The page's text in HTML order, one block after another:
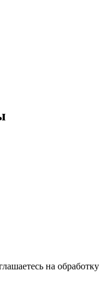
на обработку